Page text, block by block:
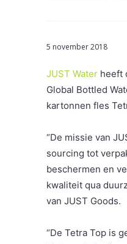
5 november 2018
JUST Water heeft
Global Bottled
kartonnen fles
“De missie van
sourcing tot
beschermen en
kwaliteit qua
van JUST Goods.
“De Tetra Top is